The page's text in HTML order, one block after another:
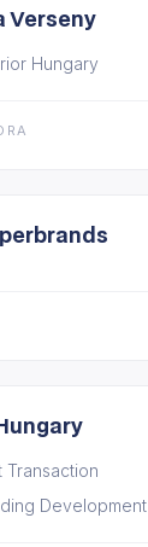
Verseny
Hungary
Transaction
Development